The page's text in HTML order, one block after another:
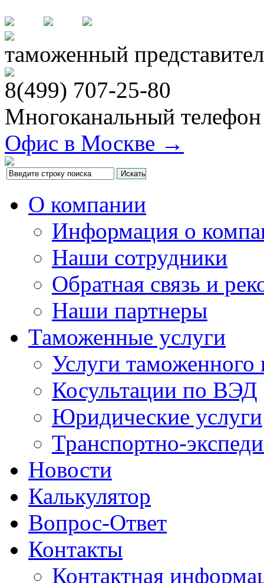
таможенный
8(499) 707-25-80
Многоканальный
Офис в Москве →
О компании
Информация о
Наши сотрудники
Обратная связь и
Наши партнеры
Таможенные услуги
Услуги таможенного
Косультации по ВЭД
Юридические услуги
Транспортно-
Новости
Калькулятор
Вопрос-Ответ
Контакты
Контактная